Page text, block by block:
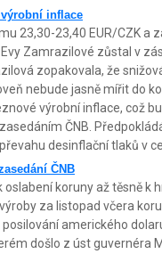
inflace
23,30-23,40 EUR/CZK a
Zamrazilové zůstal v
zopakovala, že
nebude jasně mířit do
výrobní inflace, což
ČNB.
desinflační tlaků v
ČNB
koruny až těsně k
za listopad včera
amerického
došlo z úst guvernéra